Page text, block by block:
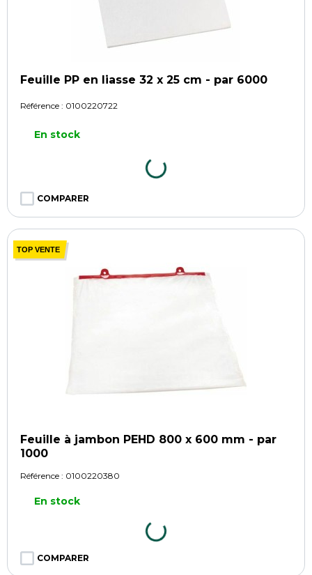
Feuille PP en liasse 32 x 25 cm - par 6000
Référence : 0100220722
En stock
COMPARER
TOP VENTE
Feuille à jambon PEHD 800 x 600 mm - par
1000
Référence : 0100220380
En stock
COMPARER